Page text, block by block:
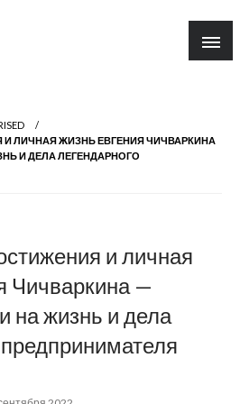
ЛИЧНАЯ ЖИЗНЬ ЕВГЕНИЯ ЧИЧВАРКИНА
И ДЕЛА ЛЕГЕНДАРНОГО
и личная
Чичваркина —
на жизнь и дела